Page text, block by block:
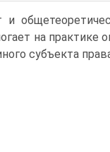
на прак­тике
субъекта